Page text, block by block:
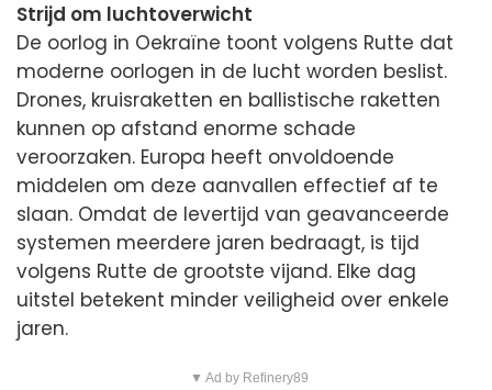
Strijd om luchtoverwicht
De oorlog in Oekraïne toont volgens Rutte dat
moderne oorlogen in de lucht worden beslist.
Drones, kruisraketten en ballistische raketten
kunnen op afstand enorme schade
veroorzaken. Europa heeft onvoldoende
middelen om deze aanvallen effectief af te
slaan. Omdat de levertijd van geavanceerde
systemen meerdere jaren bedraagt, is tijd
volgens Rutte de grootste vijand. Elke dag
uitstel betekent minder veiligheid over enkele
jaren.
▼ Ad by Refinery89